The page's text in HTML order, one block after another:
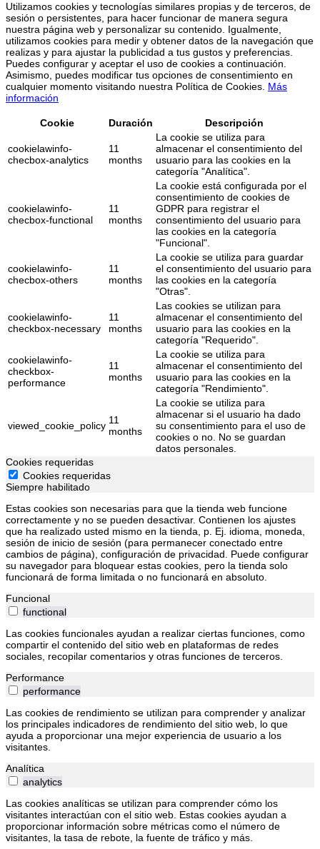
Utilizamos cookies y tecnologías similares propias y de terceros, de
sesión o persistentes, para hacer funcionar de manera segura
nuestra página web y personalizar su contenido. Igualmente,
utilizamos cookies para medir y obtener datos de la navegación que
realizas y para ajustar la publicidad a tus gustos y preferencias.
Puedes configurar y aceptar el uso de cookies a continuación.
Asimismo, puedes modificar tus opciones de consentimiento en
cualquier momento visitando nuestra Política de Cookies. Más
información
Cookie Duración Descripción
cookielawinfo-
checbox-analytics
11
months
La cookie se utiliza para
almacenar el consentimiento del
usuario para las cookies en la
categoría "Analítica".
cookielawinfo-
checbox-functional
11
months
La cookie está configurada por el
consentimiento de cookies de
GDPR para registrar el
consentimiento del usuario para
las cookies en la categoría
"Funcional".
cookielawinfo-
checbox-others
11
months
La cookie se utiliza para guardar
el consentimiento del usuario para
las cookies en la categoría
"Otras".
cookielawinfo-
checkbox-necessary
11
months
Las cookies se utilizan para
almacenar el consentimiento del
usuario para las cookies en la
categoría "Requerido".
cookielawinfo-
checkbox-
performance
11
months
La cookie se utiliza para
almacenar el consentimiento del
usuario para las cookies en la
categoría "Rendimiento".
viewed_cookie_policy 11
months
La cookie se utiliza para
almacenar si el usuario ha dado
su consentimiento para el uso de
cookies o no. No se guardan
datos personales.
Cookies requeridas
Cookies requeridas
Siempre habilitado
Estas cookies son necesarias para que la tienda web funcione
correctamente y no se pueden desactivar. Contienen los ajustes
que ha realizado usted mismo en la tienda, p. Ej. idioma, moneda,
sesión de inicio de sesión (para permanecer conectado entre
cambios de página), configuración de privacidad. Puede configurar
su navegador para bloquear estas cookies, pero la tienda solo
funcionará de forma limitada o no funcionará en absoluto.
Funcional
functional
Las cookies funcionales ayudan a realizar ciertas funciones, como
compartir el contenido del sitio web en plataformas de redes
sociales, recopilar comentarios y otras funciones de terceros.
Performance
performance
Las cookies de rendimiento se utilizan para comprender y analizar
los principales indicadores de rendimiento del sitio web, lo que
ayuda a proporcionar una mejor experiencia de usuario a los
visitantes.
Analítica
analytics
Las cookies analíticas se utilizan para comprender cómo los
visitantes interactúan con el sitio web. Estas cookies ayudan a
proporcionar información sobre métricas como el número de
visitantes, la tasa de rebote, la fuente de tráfico y más.